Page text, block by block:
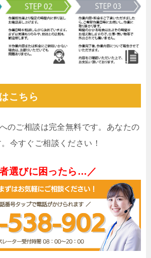
こちら
のご相談は完全無料です。あなたの
今すぐご相談ください！
選びに困ったら…／